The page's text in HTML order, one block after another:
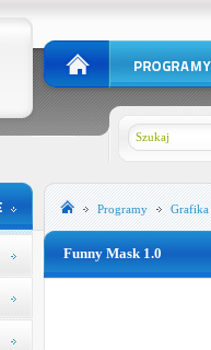
Programy Grafika
Funny Mask 1.0